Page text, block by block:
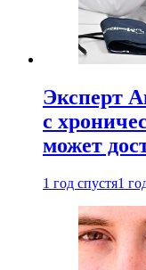
Эксперт
с
может
1 год спустя1